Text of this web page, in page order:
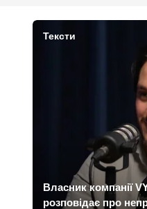
Тексти
Власник компанії
розповідає про